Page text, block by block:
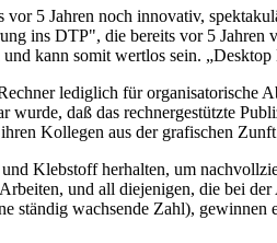
5 Jahren noch innovativ,
ins DTP", die bereits vor 5
kann somit wertlos sein.
lediglich für
daß das rechnergestützte
Kollegen aus der grafischen
Klebstoff herhalten, um
und all diejenigen, die bei
ständig wachsende Zahl),